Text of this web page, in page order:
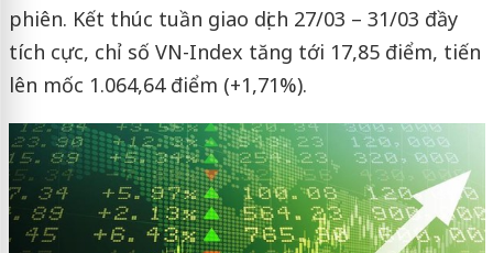
phiên. Kết thúc tuần giao dịch 27/03 – 31/03 đầy
tích cực, chỉ số VN-Index tăng tới 17,85 điểm, tiến
lên mốc 1.064,64 điểm (+1,71%).